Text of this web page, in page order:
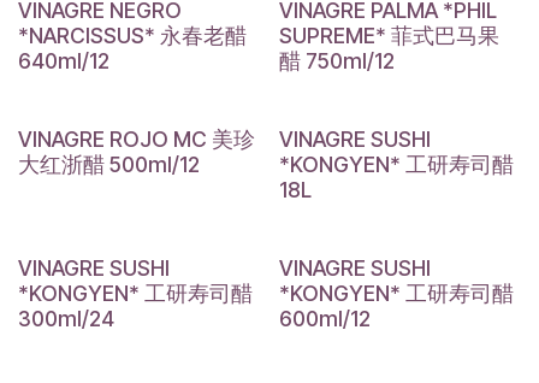
VINAGRE NEGRO
*NARCISSUS* 永春老醋
640ml/12
VINAGRE PALMA *PHIL
SUPREME* 菲式巴马果
醋 750ml/12
VINAGRE ROJO MC 美珍
大红浙醋 500ml/12
VINAGRE SUSHI
*KONGYEN* 工研寿司醋
18L
VINAGRE SUSHI
*KONGYEN* 工研寿司醋
300ml/24
VINAGRE SUSHI
*KONGYEN* 工研寿司醋
600ml/12